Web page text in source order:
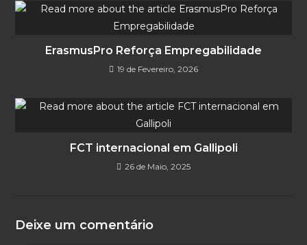
ErasmusPro Reforça Empregabilidade
19 de Fevereiro, 2026
FCT internacional em Gallipoli
26 de Maio, 2025
Deixe um comentário